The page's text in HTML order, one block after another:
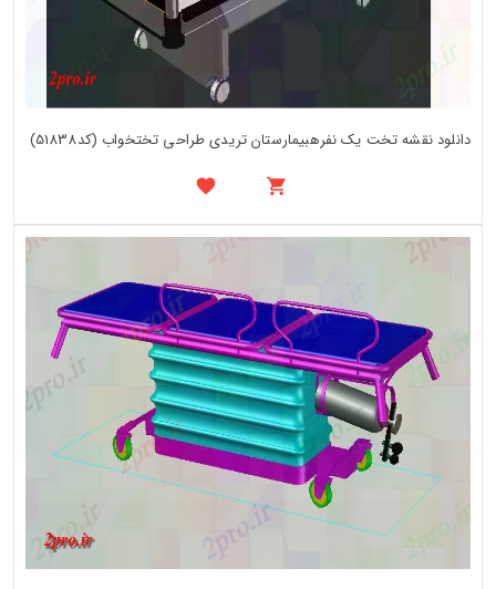
دانلود نقشه تخت یک نفرهبیمارستان تریدی طراحی تختخواب (کد51838)